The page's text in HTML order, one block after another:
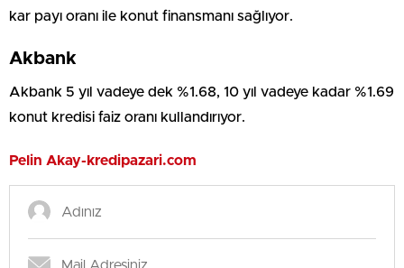
kar payı oranı ile konut finansmanı sağlıyor.
Akbank
Akbank 5 yıl vadeye dek %1.68, 10 yıl vadeye kadar %1.69
konut kredisi faiz oranı kullandırıyor.
Pelin Akay-kredipazari.com